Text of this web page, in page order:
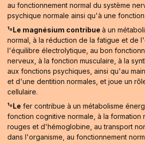
au fonctionnement normal du système
psychique normale ainsi qu'à une
¹⁸Le magnésium contribue à un
normal, à la réduction de la fatigue et de
l'équilibre électrolytique, au bon
nerveux, à la fonction musculaire, à la
aux fonctions psychiques, ainsi qu'au
et d'une dentition normales, et joue un
cellulaire.
¹⁹Le fer contribue à un métabolisme
fonction cognitive normale, à la formation
rouges et d'hémoglobine, au transport
dans l'organisme, au fonctionnement